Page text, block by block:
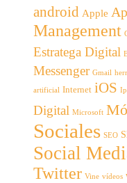
android Apple
Management
Estratega Digital
Messenger Gmail
artificial Internet iOS
Digital Microsoft
Sociales SEO
Social
Twitter Vine vídeos